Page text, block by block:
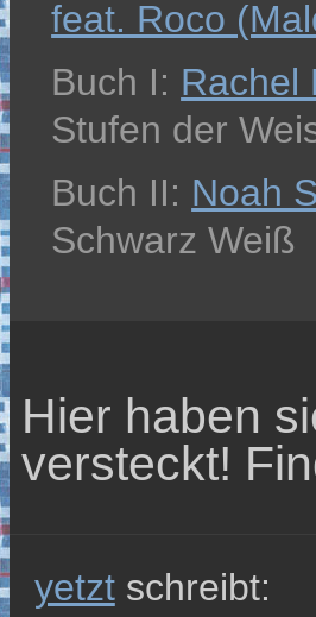
feat. Roco
Buch I: Rachel
Stufen der
Buch II: Noah
Schwarz Weiß
Hier haben
versteckt!
yetztschreibt: